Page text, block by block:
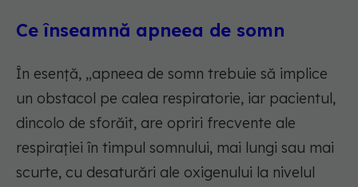
Ce înseamnă apneea de somn
În esență, „apneea de somn trebuie să implice
un obstacol pe calea respiratorie, iar pacientul,
dincolo de sforăit, are opriri frecvente ale
respirației în timpul somnului, mai lungi sau mai
scurte, cu desaturări ale oxigenului la nivelul